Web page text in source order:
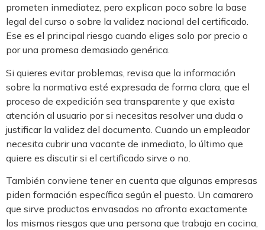
prometen inmediatez, pero explican poco sobre la base
legal del curso o sobre la validez nacional del certificado.
Ese es el principal riesgo cuando eliges solo por precio o
por una promesa demasiado genérica.
Si quieres evitar problemas, revisa que la información
sobre la normativa esté expresada de forma clara, que el
proceso de expedición sea transparente y que exista
atención al usuario por si necesitas resolver una duda o
justificar la validez del documento. Cuando un empleador
necesita cubrir una vacante de inmediato, lo último que
quiere es discutir si el certificado sirve o no.
También conviene tener en cuenta que algunas empresas
piden formación específica según el puesto. Un camarero
que sirve productos envasados no afronta exactamente
los mismos riesgos que una persona que trabaja en cocina,